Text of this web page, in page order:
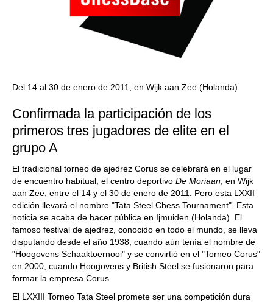
Del 14 al 30 de enero de 2011, en Wijk aan Zee (Holanda)
Confirmada la participación de los
primeros tres jugadores de elite en el
grupo A
El tradicional torneo de ajedrez Corus se celebrará en el lugar
de encuentro habitual, el centro deportivo De Moriaan , en Wijk
aan Zee, entre el 14 y el 30 de enero de 2011. Pero esta LXXII
edición llevará el nombre "Tata Steel Chess Tournament". Esta
noticia se acaba de hacer pública en Ijmuiden (Holanda). El
famoso festival de ajedrez, conocido en todo el mundo, se lleva
disputando desde el año 1938, cuando aún tenía el nombre de
"Hoogovens Schaaktoernooi" y se convirtió en el "Torneo Corus"
en 2000, cuando Hoogovens y British Steel se fusionaron para
formar la empresa Corus.
El LXXIII Torneo Tata Steel promete ser una competición dura